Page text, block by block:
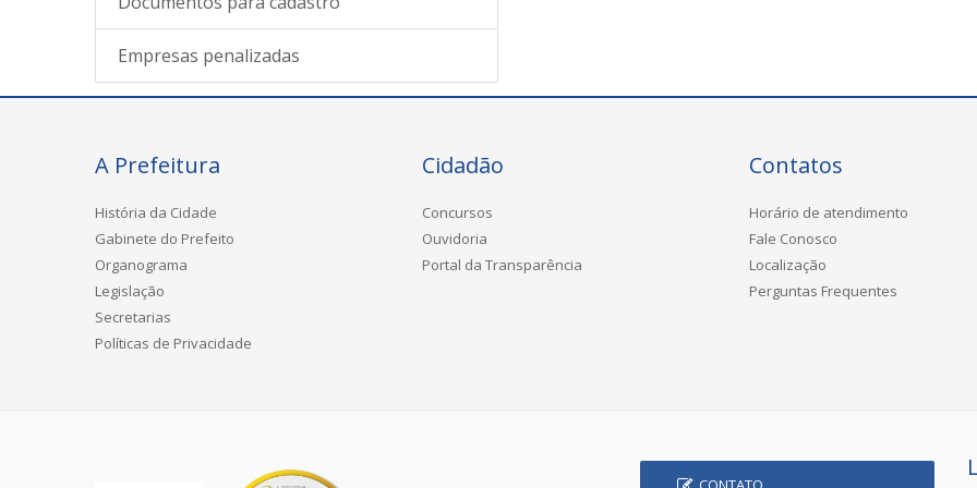
Empresas penalizadas
A Prefeitura
História da Cidade
Gabinete do Prefeito
Organograma
Legislação
Secretarias
Políticas de Privacidade
Cidadão
Concursos
Ouvidoria
Portal da Transparência
Contatos
Horário de atendimento
Fale Conosco
Localização
Perguntas Frequentes